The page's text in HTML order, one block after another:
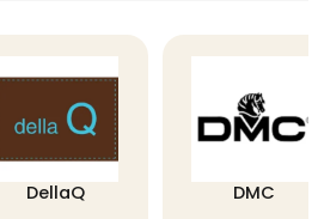
DellaQ DMC